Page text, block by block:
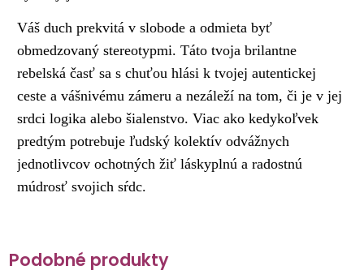
Váš duch prekvitá v slobode a odmieta byť
obmedzovaný stereotypmi. Táto tvoja brilantne
rebelská časť sa s chuťou hlási k tvojej autentickej
ceste a vášnivému zámeru a nezáleží na tom, či je v jej
srdci logika alebo šialenstvo. Viac ako kedykoľvek
predtým potrebuje ľudský kolektív odvážnych
jednotlivcov ochotných žiť láskyplnú a radostnú
múdrosť svojich sŕdc.
Podobné produkty